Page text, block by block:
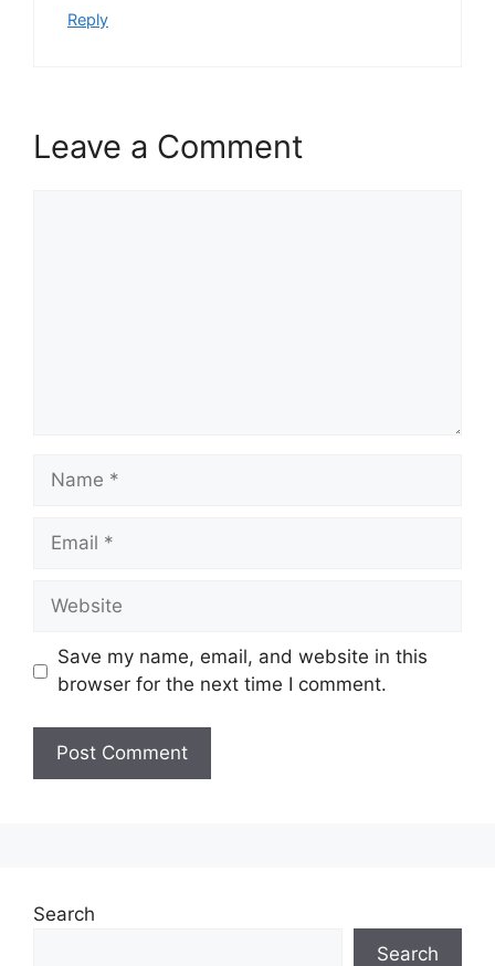
Reply
Leave a Comment
Name
Email
Website
Save my name, email, and website in this
browser for the next time I comment.
Search
Search